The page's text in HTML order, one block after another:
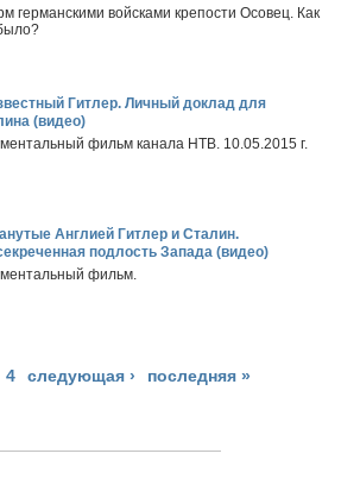
германскими войсками крепости Осовец. Как
Гитлер. Личный доклад для
(видео)
фильм канала НТВ. 10.05.2015 г.
Англией Гитлер и Сталин.
подлость Запада (видео)
фильм.
4 следующая › последняя »